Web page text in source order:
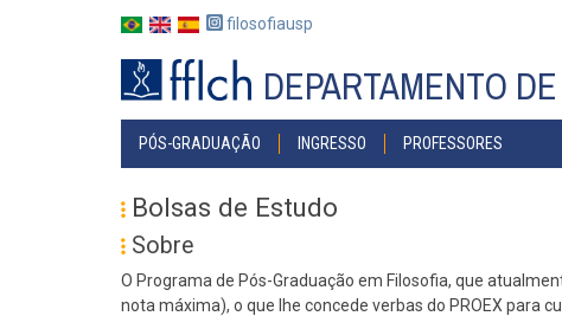
filosofiausp
DEPARTAMENTO
#MENU
PÓS
PÓS-GRADUAÇÃO INGRESSO PROFESSORES
Bolsas de Estudo
Sobre
O Programa de Pós-Graduação em Filosofia, que
nota máxima), o que lhe concede verbas do PROEX para